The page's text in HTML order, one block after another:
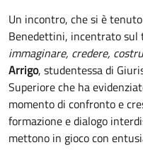
Un incontro, che si è
Benedettini, incentrato sul
immaginare, credere,
Arrigo, studentessa di
Superiore che ha
momento di confronto e
formazione e dialogo
mettono in gioco con